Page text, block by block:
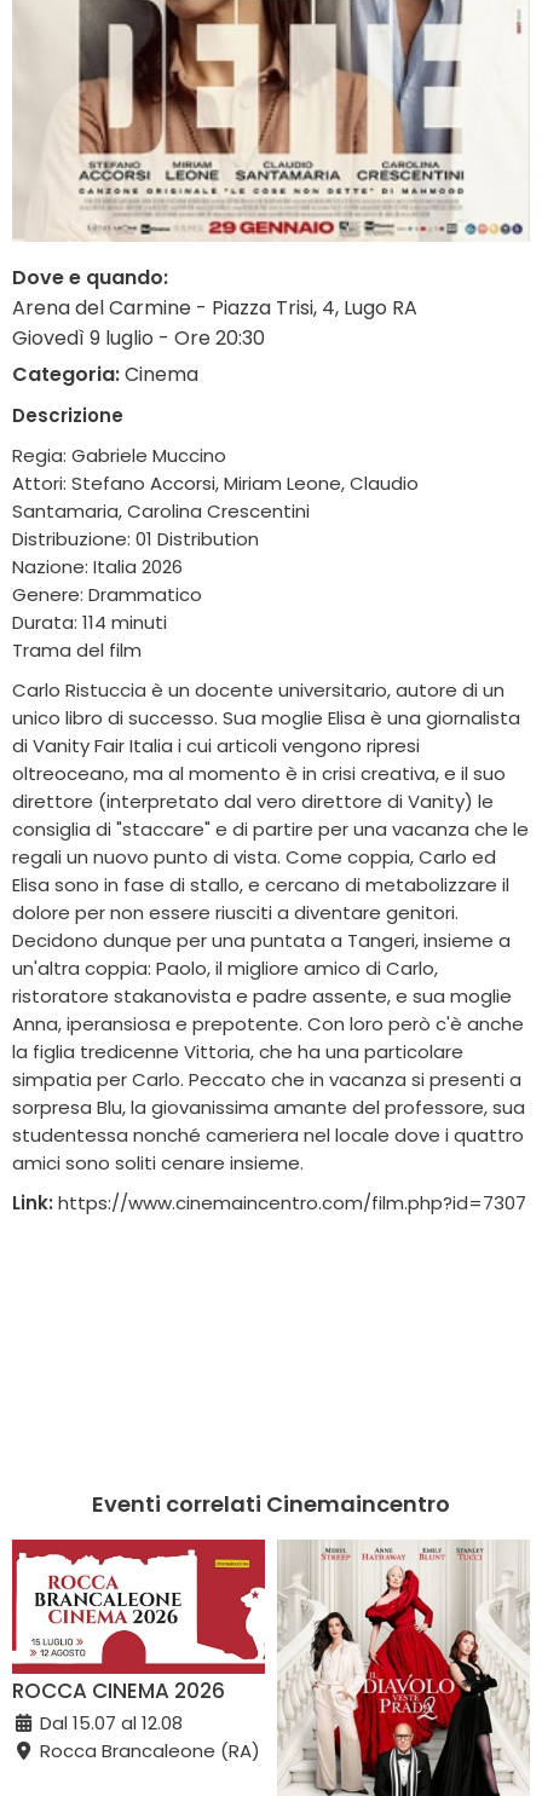
Dove e quando:
Arena del Carmine - Piazza Trisi, 4, Lugo RA
Giovedì 9 luglio - Ore 20:30
Categoria:Cinema
Descrizione
Regia: Gabriele Muccino
Attori: Stefano Accorsi, Miriam Leone, Claudio
Santamaria, Carolina Crescentini
Distribuzione: 01 Distribution
Nazione: Italia 2026
Genere: Drammatico
Durata: 114 minuti
Trama del film
Carlo Ristuccia è un docente universitario, autore di un
unico libro di successo. Sua moglie Elisa è una giornalista
di Vanity Fair Italia i cui articoli vengono ripresi
oltreoceano, ma al momento è in crisi creativa, e il suo
direttore (interpretato dal vero direttore di Vanity) le
consiglia di "staccare" e di partire per una vacanza che le
regali un nuovo punto di vista. Come coppia, Carlo ed
Elisa sono in fase di stallo, e cercano di metabolizzare il
dolore per non essere riusciti a diventare genitori.
Decidono dunque per una puntata a Tangeri, insieme a
un'altra coppia: Paolo, il migliore amico di Carlo,
ristoratore stakanovista e padre assente, e sua moglie
Anna, iperansiosa e prepotente. Con loro però c'è anche
la figlia tredicenne Vittoria, che ha una particolare
simpatia per Carlo. Peccato che in vacanza si presenti a
sorpresa Blu, la giovanissima amante del professore, sua
studentessa nonché cameriera nel locale dove i quattro
amici sono soliti cenare insieme.
Link: https://www.cinemaincentro.com/film.php?id=7307
Eventi correlati Cinemaincentro
ROCCA CINEMA 2026
Dal 15.07 al 12.08
Rocca Brancaleone (RA)